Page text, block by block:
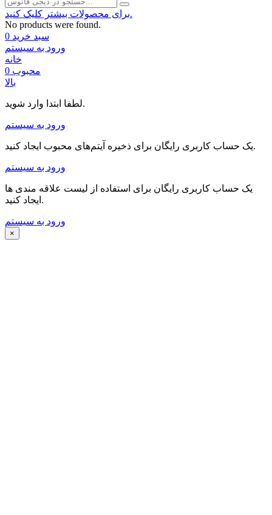
برای محصولات بیشتر کلیک کنید.
No products were found.
سبد خرید 0
ورود به سیستم
خانه
محبوب 0
بالا
لطفا ابتدا وارد شوید.
ورود به سیستم
یک حساب کاربری رایگان برای ذخیره آیتم‌های محبوب ایجاد کنید.
ورود به سیستم
یک حساب کاربری رایگان برای استفاده از لیست علاقه مندی ها
ایجاد کنید.
ورود به سیستم
×